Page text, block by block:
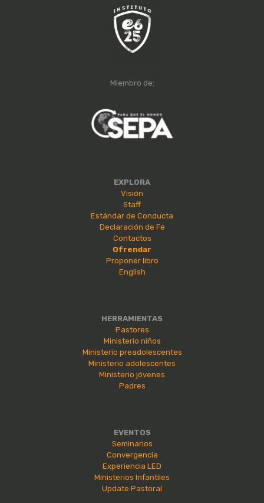
Miembro de:
EXPLORA
Visión
Staff
Estándar de Conducta
Declaración de Fe
Contactos
Ofrendar
Proponer libro
English
HERRAMIENTAS
Pastores
Ministerio niños
Ministerio preadolescentes
Ministerio adolescentes
Ministerio jóvenes
Padres
EVENTOS
Seminarios
Convergencia
Experiencia LED
Ministerios Infantiles
Update Pastoral